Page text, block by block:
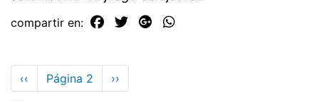
compartir en:
Paginación
Página
anterior
‹‹ Página 2
Siguiente
página
››